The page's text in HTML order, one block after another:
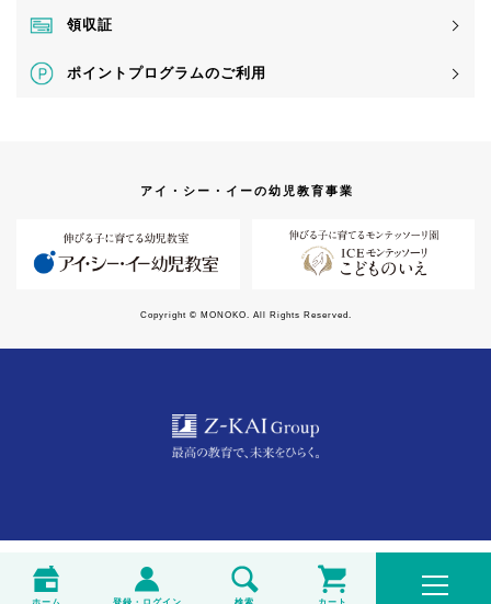
領収証
ポイントプログラムのご利用
アイ・シー・イーの幼児教育事業
Copyright © MONOKO. All Rights Reserved.
ホーム 登録・ログイン 検索 カート